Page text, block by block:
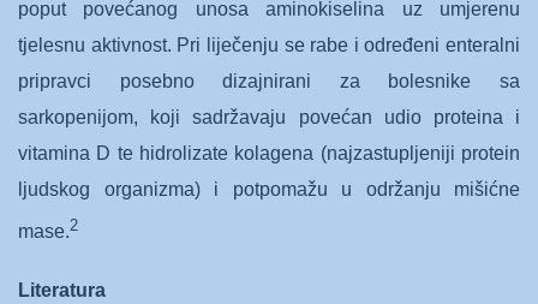
poput povećanog unosa aminokiselina uz umjerenu
tjelesnu aktivnost. Pri liječenju se rabe i određeni enteralni
pripravci posebno dizajnirani za bolesnike sa
sarkopenijom, koji sadržavaju povećan udio proteina i
vitamina D te hidrolizate kolagena (najzastupljeniji protein
ljudskog organizma) i potpomažu u održanju mišićne
mase.2
Literatura